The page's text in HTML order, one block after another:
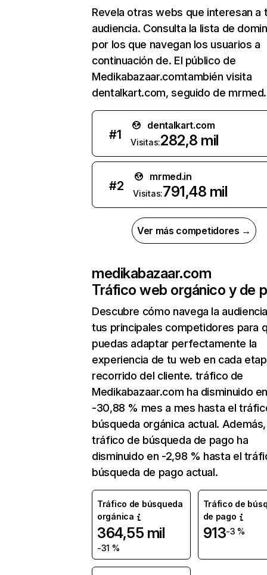
Revela otras webs que interesan a
audiencia. Consulta la lista de
por los que navegan los usuarios a
continuación de. El público de
Medikabazaar.comtambién visita
dentalkart.com, seguido de
#1
dentalkart.com
Visitas:282,8 mil
#2
mrmed.in
Visitas:791,48 mil
Ver más competidores →
medikabazaar.com
Tráfico web orgánico y de
Descubre cómo navega la
tus principales competidores para
puedas adaptar perfectamente la
experiencia de tu web en cada
recorrido del cliente. tráfico de
Medikabazaar.com ha disminuido
-30,88 % mes a mes hasta el
búsqueda orgánica actual.
tráfico de búsqueda de pago ha
disminuido en -2,98 % hasta el
búsqueda de pago actual.
Tráfico de búsqueda
orgánica
364,55 mil
-31 %
Tráfico de
de pago
913-3 %